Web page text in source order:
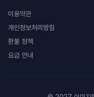
이용약관
개인정보처리방침
환불 정책
요금 안내